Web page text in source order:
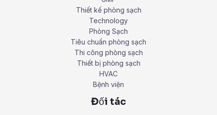
Thiết kế phòng sạch
Technology
Phòng Sạch
Tiêu chuẩn phòng sạch
Thi công phòng sạch
Thiết bị phòng sạch
HVAC
Bệnh viện
Đối tác